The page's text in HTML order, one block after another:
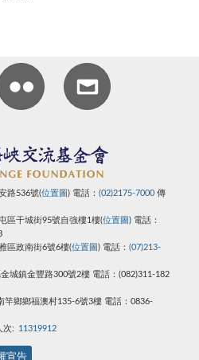
路536號(位置圖) 電話： (02)2175-7000 傳
區干城街95號自強樓1樓(位置圖) 電話：
區政南街6號6樓(位置圖) 電話： (07)213-
城鎮金豐路300號2樓 電話：(082)311-182
竿鄉鄉福澳村135-6號3樓 電話：0836-
次: 11319912
宣告